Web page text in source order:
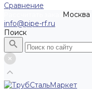
Сравнение
Москва
info@pipe-rf.ru
Поиск